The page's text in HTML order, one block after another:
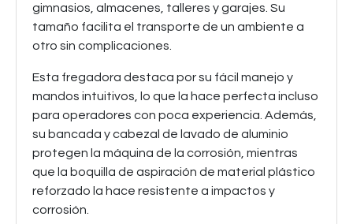
gimnasios, almacenes, talleres y garajes. Su
tamaño facilita el transporte de un ambiente a
otro sin complicaciones.
Esta fregadora destaca por su fácil manejo y
mandos intuitivos, lo que la hace perfecta incluso
para operadores con poca experiencia. Además,
su bancada y cabezal de lavado de aluminio
protegen la máquina de la corrosión, mientras
que la boquilla de aspiración de material plástico
reforzado la hace resistente a impactos y
corrosión.